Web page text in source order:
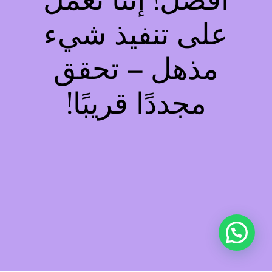
على تنفيذ شيء
مذهل – تحقق
مجددًا قريبًا!